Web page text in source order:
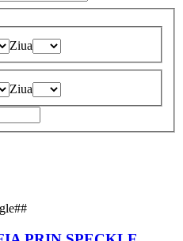
Ziua
Ziua